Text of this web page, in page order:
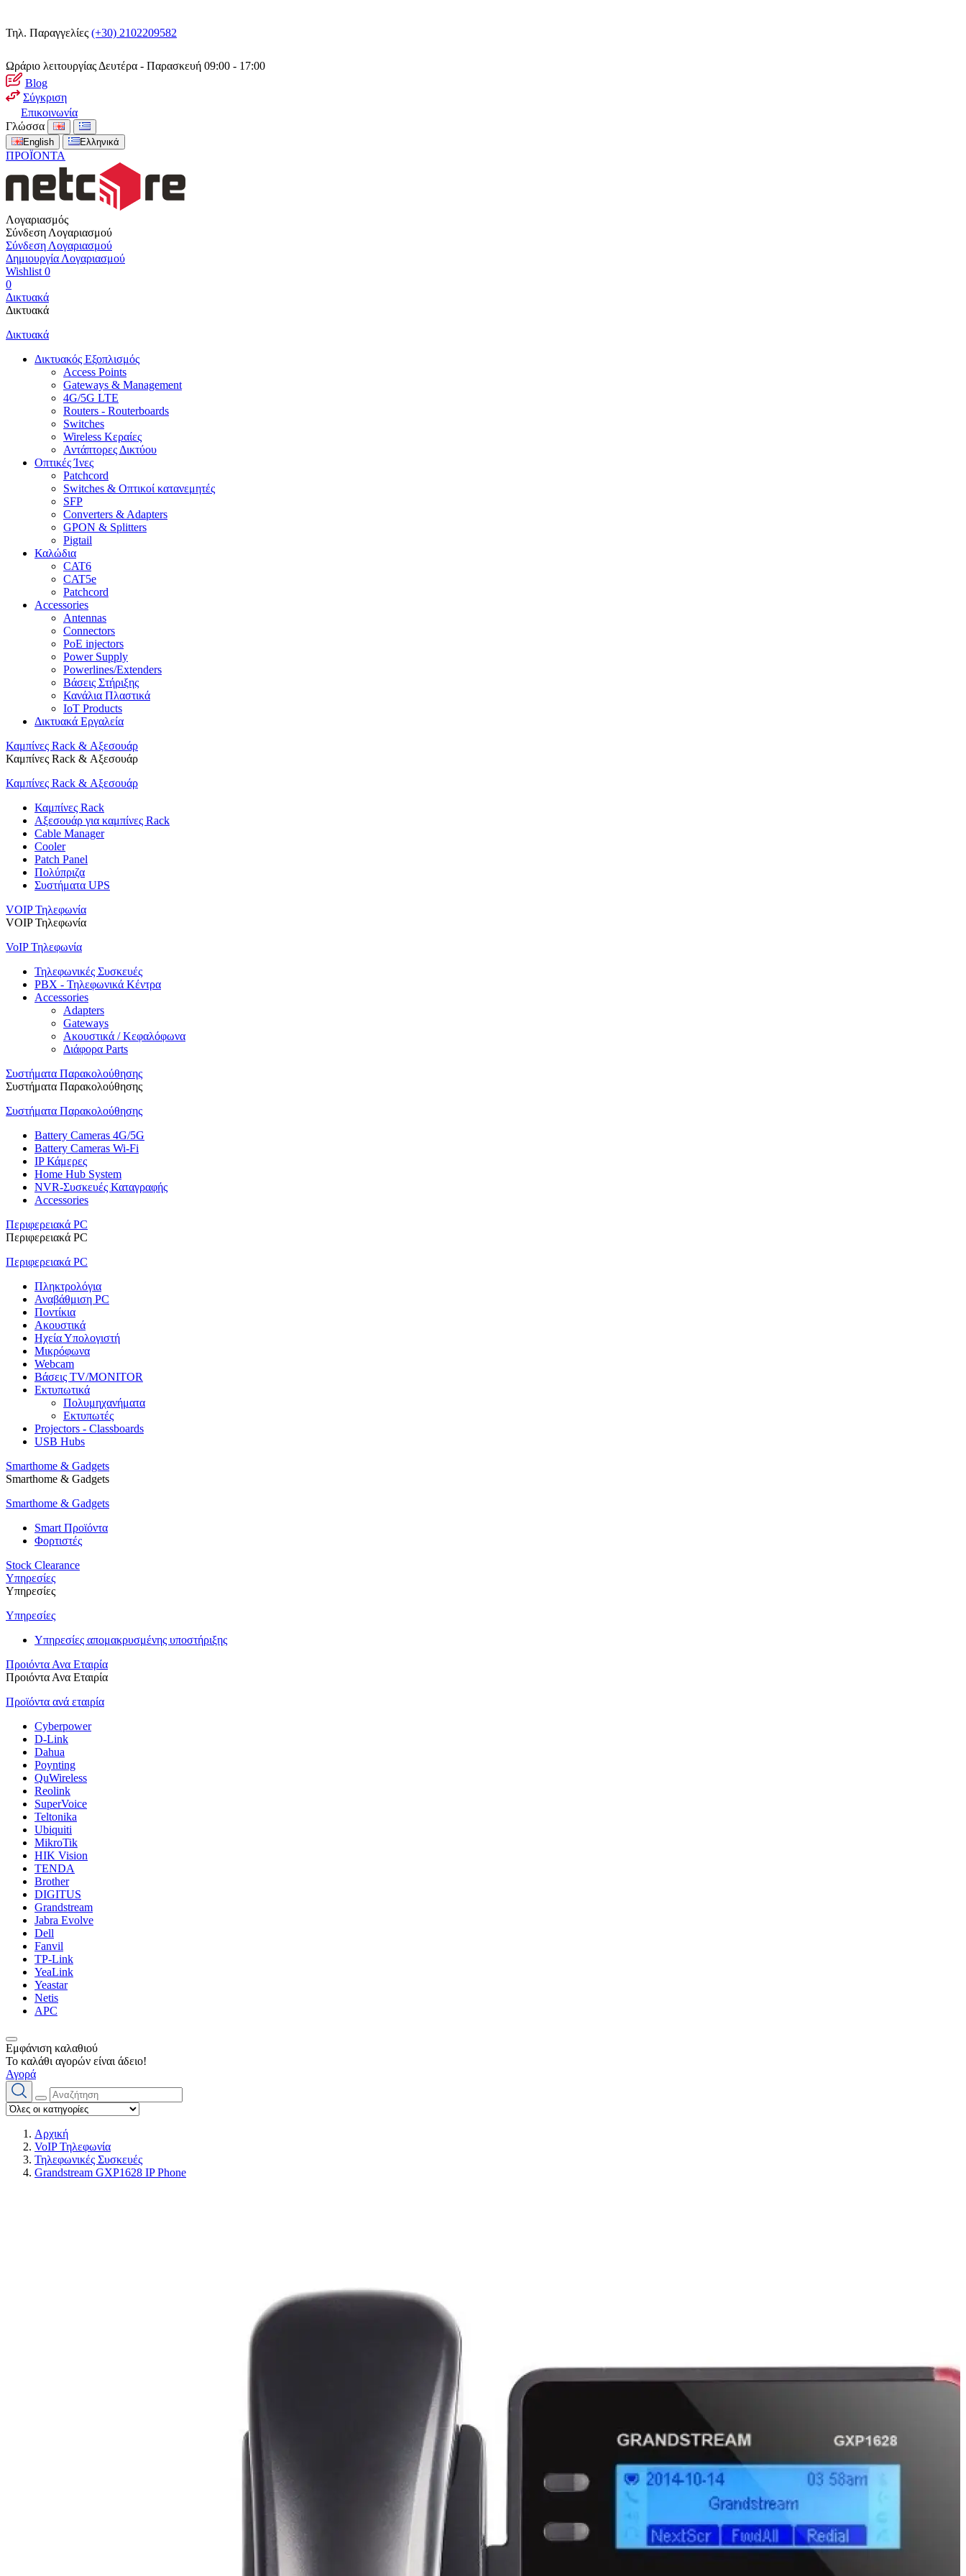
Τηλ. Παραγγελίες (+30) 2102209582
Ωράριο λειτουργίας Δευτέρα - Παρασκευή 09:00 - 17:00
Blog
Σύγκριση
Επικοινωνία
Γλώσσα
English Ελληνικά
ΠΡΟΪΟΝΤΑ
Λογαριασμός
Σύνδεση Λογαριασμού
Σύνδεση Λογαριασμού
Δημιουργία Λογαριασμού
Wishlist 0
0
Δικτυακά
Δικτυακά
Δικτυακά
Δικτυακός Εξοπλισμός
Access Points
Gateways & Management
4G/5G LTE
Routers - Routerboards
Switches
Wireless Κεραίες
Αντάπτορες Δικτύου
Οπτικές Ίνες
Patchcord
Switches & Οπτικοί κατανεμητές
SFP
Converters & Adapters
GPON & Splitters
Pigtail
Καλώδια
CAT6
CAT5e
Patchcord
Accessories
Antennas
Connectors
PoE injectors
Power Supply
Powerlines/Extenders
Βάσεις Στήριξης
Κανάλια Πλαστικά
IoT Products
Δικτυακά Εργαλεία
Καμπίνες Rack & Αξεσουάρ
Καμπίνες Rack & Αξεσουάρ
Καμπίνες Rack & Αξεσουάρ
Καμπίνες Rack
Αξεσουάρ για καμπίνες Rack
Cable Manager
Cooler
Patch Panel
Πολύπριζα
Συστήματα UPS
VOIP Τηλεφωνία
VOIP Τηλεφωνία
VoIP Τηλεφωνία
Τηλεφωνικές Συσκευές
PBX - Τηλεφωνικά Κέντρα
Accessories
Adapters
Gateways
Ακουστικά / Κεφαλόφωνα
Διάφορα Parts
Συστήματα Παρακολούθησης
Συστήματα Παρακολούθησης
Συστήματα Παρακολούθησης
Battery Cameras 4G/5G
Battery Cameras Wi-Fi
IP Κάμερες
Home Hub System
NVR-Συσκευές Καταγραφής
Accessories
Περιφερειακά PC
Περιφερειακά PC
Περιφερειακά PC
Πληκτρολόγια
Αναβάθμιση PC
Ποντίκια
Ακουστικά
Ηχεία Υπολογιστή
Μικρόφωνα
Webcam
Βάσεις TV/MONITOR
Εκτυπωτικά
Πολυμηχανήματα
Εκτυπωτές
Projectors - Classboards
USB Hubs
Smarthome & Gadgets
Smarthome & Gadgets
Smarthome & Gadgets
Smart Προϊόντα
Φορτιστές
Stock Clearance
Υπηρεσίες
Υπηρεσίες
Υπηρεσίες
Υπηρεσίες απομακρυσμένης υποστήριξης
Προιόντα Ανα Εταιρία
Προιόντα Ανα Εταιρία
Προϊόντα ανά εταιρία
Cyberpower
D-Link
Dahua
Poynting
QuWireless
Reolink
SuperVoice
Teltonika
Ubiquiti
MikroTik
HIK Vision
TENDA
Brother
DIGITUS
Grandstream
Jabra Evolve
Dell
Fanvil
TP-Link
YeaLink
Yeastar
Netis
APC
Εμφάνιση καλαθιού
Το καλάθι αγορών είναι άδειο!
Αγορά
Αρχική
VoIP Τηλεφωνία
Τηλεφωνικές Συσκευές
Grandstream GXP1628 IP Phone